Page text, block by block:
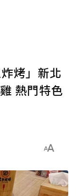
烤」新北
熱門特色